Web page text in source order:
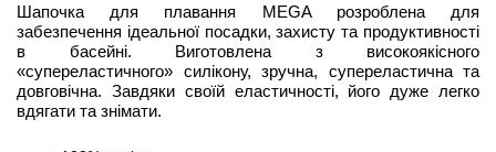
Шапочка для плавання MEGA розроблена для
забезпечення ідеальної посадки, захисту та продуктивності
в басейні. Виготовлена з високоякісного
«супереластичного» силікону, зручна, супереластична та
довговічна. Завдяки своїй еластичності, його дуже легко
вдягати та знімати.